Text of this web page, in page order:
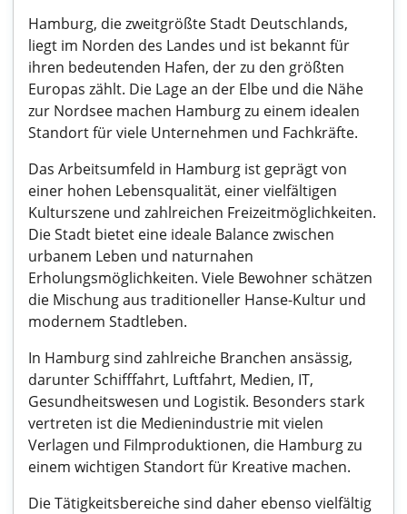
Hamburg, die zweitgrößte Stadt Deutschlands,
liegt im Norden des Landes und ist bekannt für
ihren bedeutenden Hafen, der zu den größten
Europas zählt. Die Lage an der Elbe und die Nähe
zur Nordsee machen Hamburg zu einem idealen
Standort für viele Unternehmen und Fachkräfte.
Das Arbeitsumfeld in Hamburg ist geprägt von
einer hohen Lebensqualität, einer vielfältigen
Kulturszene und zahlreichen Freizeitmöglichkeiten.
Die Stadt bietet eine ideale Balance zwischen
urbanem Leben und naturnahen
Erholungsmöglichkeiten. Viele Bewohner schätzen
die Mischung aus traditioneller Hanse-Kultur und
modernem Stadtleben.
In Hamburg sind zahlreiche Branchen ansässig,
darunter Schifffahrt, Luftfahrt, Medien, IT,
Gesundheitswesen und Logistik. Besonders stark
vertreten ist die Medienindustrie mit vielen
Verlagen und Filmproduktionen, die Hamburg zu
einem wichtigen Standort für Kreative machen.
Die Tätigkeitsbereiche sind daher ebenso vielfältig